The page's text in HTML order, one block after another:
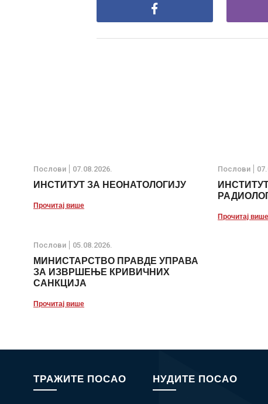
Послови 07.08.2026.
ИНСТИТУТ ЗА НЕОНАТОЛОГИЈУ
Прочитај више
Послови
Прочитај више
Послови 05.08.2026.
МИНИСТАРСТВО ПРАВДЕ УПРАВА
ЗА ИЗВРШЕЊЕ КРИВИЧНИХ
САНКЦИЈА
Прочитај више
ТРАЖИТЕ ПОСАО НУДИТЕ ПОСАО